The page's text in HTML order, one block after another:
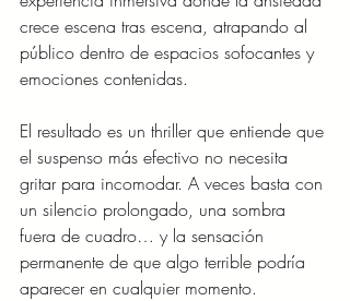
crece escena tras escena, atrapando al
público dentro de espacios sofocantes y
emociones contenidas.
El resultado es un thriller que entiende que
el suspenso más efectivo no necesita
gritar para incomodar. A veces basta con
un silencio prolongado, una sombra
fuera de cuadro… y la sensación
permanente de que algo terrible podría
aparecer en cualquier momento.